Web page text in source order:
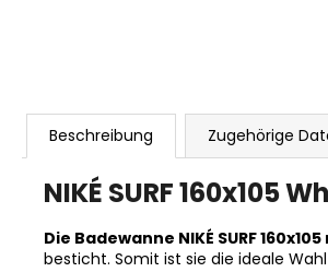
Beschreibung Zugehörige
NIKÉ SURF
Die Badewanne NIKÉ SURF
besticht. Somit ist sie die ideale